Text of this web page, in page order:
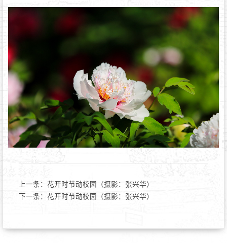
上一条： 花开时节动校园（摄影：张兴华）
下一条： 花开时节动校园（摄影：张兴华）